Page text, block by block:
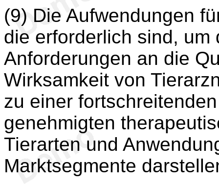
(9) Die Aufwendungen
die erforderlich sind, um
Anforderungen an die
Wirksamkeit von
zu einer
genehmigten
Tierarten und
Marktsegmente